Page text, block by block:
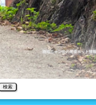
路地ニャン公の尾道ホット情報
検索